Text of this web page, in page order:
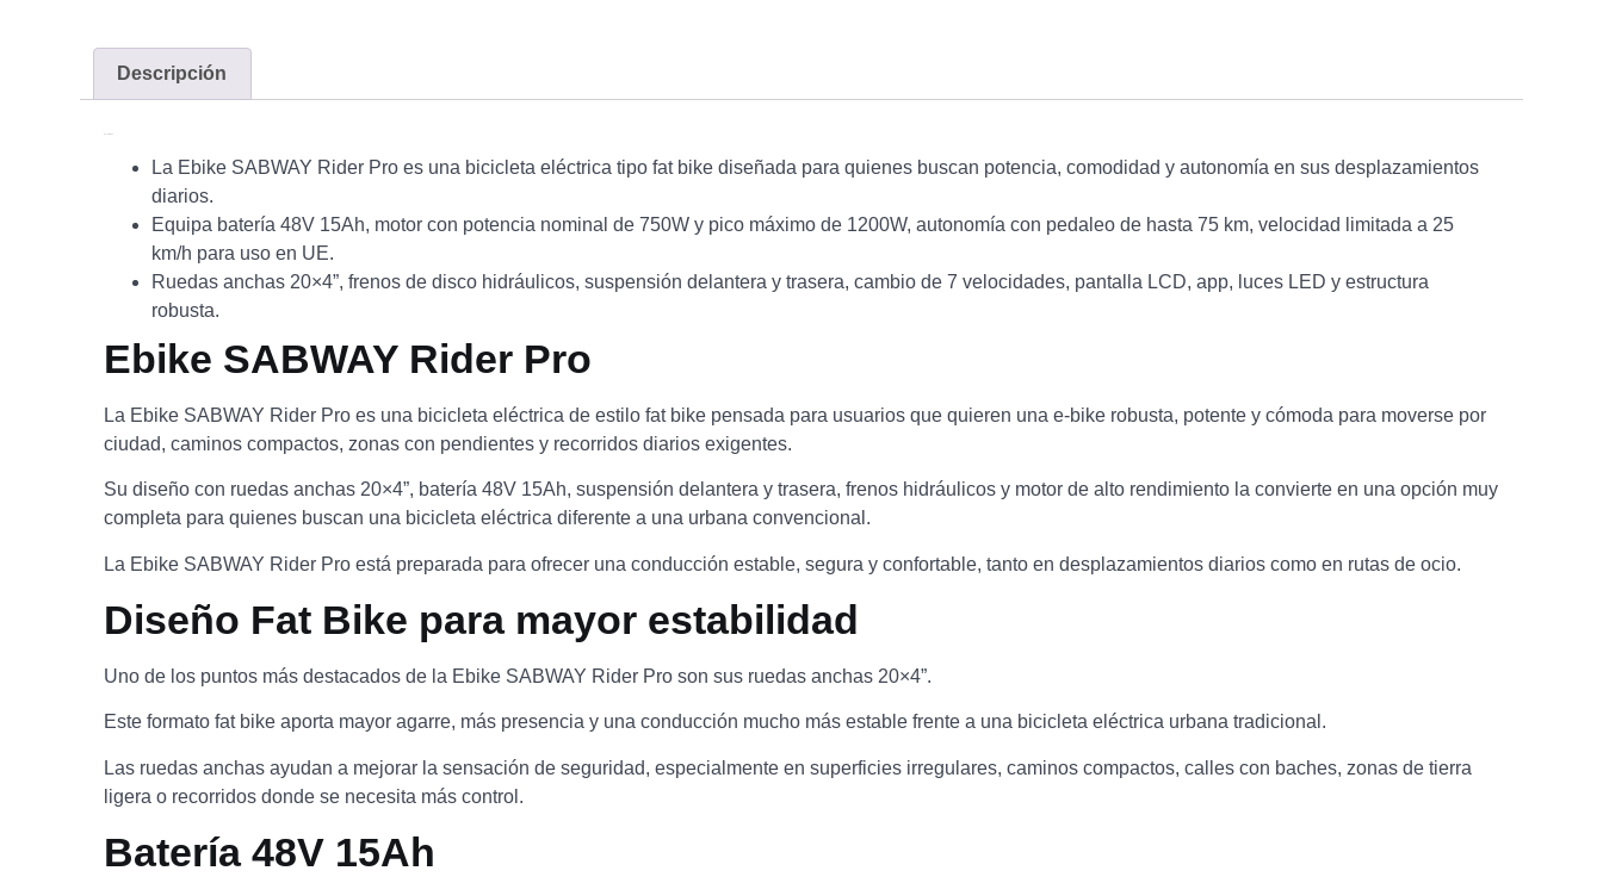
Descripción
La Ebike SABWAY Rider Pro es una bicicleta eléctrica tipo fat bike diseñada para quienes buscan potencia, comodidad y autonomía en sus desplazamientos
diarios.
Equipa batería 48V 15Ah, motor con potencia nominal de 750W y pico máximo de 1200W, autonomía con pedaleo de hasta 75 km, velocidad limitada a 25
km/h para uso en UE.
Ruedas anchas 20×4”, frenos de disco hidráulicos, suspensión delantera y trasera, cambio de 7 velocidades, pantalla LCD, app, luces LED y estructura
robusta.
Ebike SABWAY Rider Pro
La Ebike SABWAY Rider Pro es una bicicleta eléctrica de estilo fat bike pensada para usuarios que quieren una e-bike robusta, potente y cómoda para moverse por
ciudad, caminos compactos, zonas con pendientes y recorridos diarios exigentes.
Su diseño con ruedas anchas 20×4”, batería 48V 15Ah, suspensión delantera y trasera, frenos hidráulicos y motor de alto rendimiento la convierte en una opción muy
completa para quienes buscan una bicicleta eléctrica diferente a una urbana convencional.
La Ebike SABWAY Rider Pro está preparada para ofrecer una conducción estable, segura y confortable, tanto en desplazamientos diarios como en rutas de ocio.
Diseño Fat Bike para mayor estabilidad
Uno de los puntos más destacados de la Ebike SABWAY Rider Pro son sus ruedas anchas 20×4”.
Este formato fat bike aporta mayor agarre, más presencia y una conducción mucho más estable frente a una bicicleta eléctrica urbana tradicional.
Las ruedas anchas ayudan a mejorar la sensación de seguridad, especialmente en superficies irregulares, caminos compactos, calles con baches, zonas de tierra
ligera o recorridos donde se necesita más control.
Batería 48V 15Ah